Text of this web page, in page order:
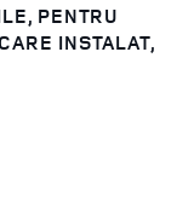
PENTRU
INSTALAT,